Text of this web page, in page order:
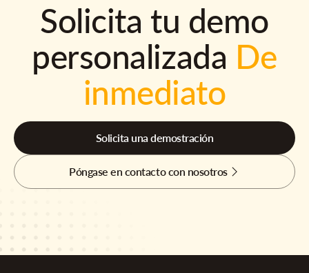
Solicita tu demo
personalizada De
inmediato
Solicita una demostración
Póngase en contacto con nosotros